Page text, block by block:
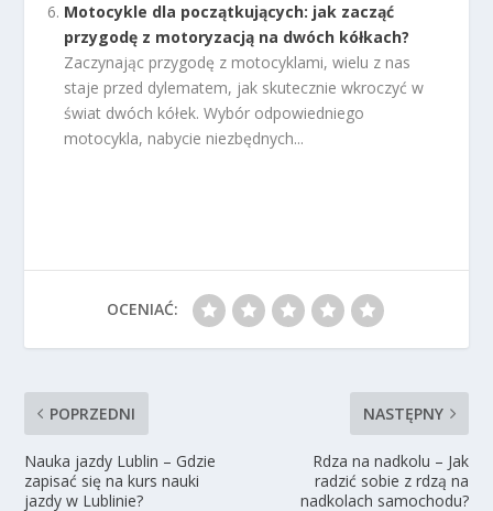
Motocykle dla początkujących: jak zacząć
przygodę z motoryzacją na dwóch kółkach?
Zaczynając przygodę z motocyklami, wielu z nas
staje przed dylematem, jak skutecznie wkroczyć w
świat dwóch kółek. Wybór odpowiedniego
motocykla, nabycie niezbędnych...
OCENIAĆ:
POPRZEDNI
Nauka jazdy Lublin – Gdzie
zapisać się na kurs nauki
jazdy w Lublinie?
NASTĘPNY
Rdza na nadkolu – Jak
radzić sobie z rdzą na
nadkolach samochodu?